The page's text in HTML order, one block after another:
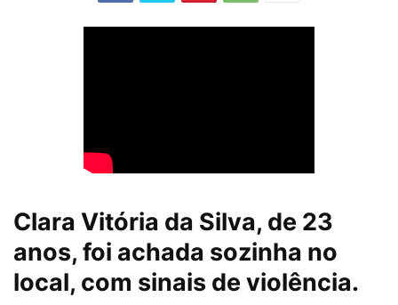
Clara Vitória da Silva, de 23
anos, foi achada sozinha no
local, com sinais de violência.